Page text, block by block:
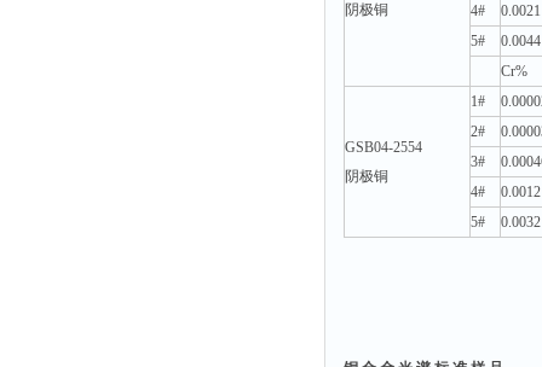
阴极铜
4#
0.0021
5#
0.0044
Cr%
GSB04-2554
阴极铜
1#
2#
3#
4#
0.0012
5#
0.0032